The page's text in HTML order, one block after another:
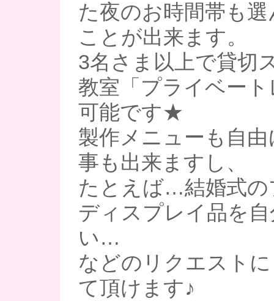
た夜のお時間帯も
ことが出来ます。
3名さま以上で貸切
教室「プライベー
可能です★
製作メニューも自
事も出来ますし、
たとえば…結婚式の
ディスプレイ品を
い…
などのリクエスト
て頂けます♪